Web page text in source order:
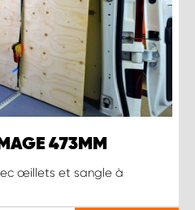
473MM
œillets et sangle à